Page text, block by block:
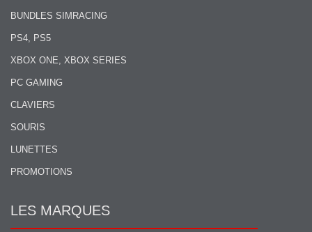
BUNDLES SIMRACING
PS4, PS5
XBOX ONE, XBOX SERIES
PC GAMING
CLAVIERS
SOURIS
LUNETTES
PROMOTIONS
LES MARQUES